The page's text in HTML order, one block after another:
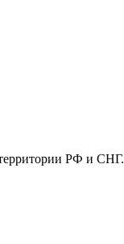
РФ и СНГ.